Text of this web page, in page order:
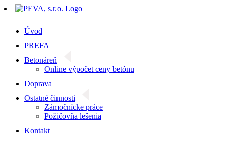
Skip
Úvod
PREFA
Betonáreň
Online výpočet ceny betónu
Doprava
Ostatné činnosti
Zámočnícke práce
Požičovňa lešenia
Kontakt